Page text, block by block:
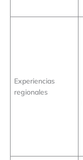
Experiencias
regionales